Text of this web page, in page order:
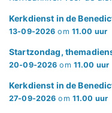
Kerkdienst in de
13-09-2026 om 11.00 uur
Startzondag,
20-09-2026 om 11.00 uur
Kerkdienst in de
27-09-2026 om 11.00 uur